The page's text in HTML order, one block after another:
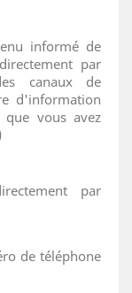
informé de
par
canaux de
d'information
que vous avez
par
de téléphone